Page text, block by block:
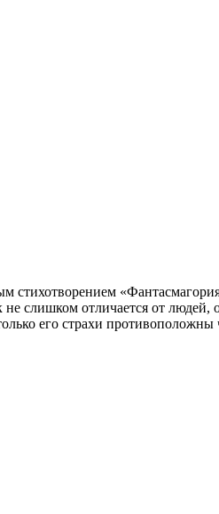
слишком отличается от
его страхи